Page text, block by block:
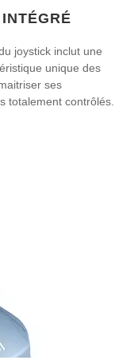
joystick inclut une
unique des
ses
totalement contrôlés.